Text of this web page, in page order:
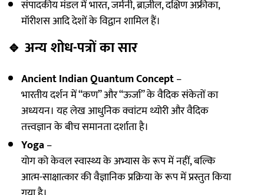
संपादकीय मंडल में भारत, जर्मनी, ब्राज़ील, दक्षिण अफ्रीका,
मॉरीशस आदि देशों के विद्वान शामिल हैं।
🔹 अन्य शोध-पत्रों का सार
Ancient Indian Quantum Concept–
भारतीय दर्शन में “कण” और “ऊर्जा” के वैदिक संकेतों का
अध्ययन। यह लेख आधुनिक क्वांटम थ्योरी और वैदिक
तत्त्वज्ञान के बीच समानता दर्शाता है।
Yoga–
योग को केवल स्वास्थ्य के अभ्यास के रूप में नहीं, बल्कि
आत्म-साक्षात्कार की वैज्ञानिक प्रक्रिया के रूप में प्रस्तुत किया